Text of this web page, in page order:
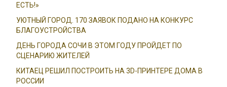
ЕСТЬ!»
УЮТНЫЙ ГОРОД. 170 ЗАЯВОК ПОДАНО НА КОНКУРС
БЛАГОУСТРОЙСТВА
ДЕНЬ ГОРОДА СОЧИ В ЭТОМ ГОДУ ПРОЙДЕТ ПО
СЦЕНАРИЮ ЖИТЕЛЕЙ
КИТАЕЦ РЕШИЛ ПОСТРОИТЬ НА 3D-ПРИНТЕРЕ ДОМА В
РОССИИ